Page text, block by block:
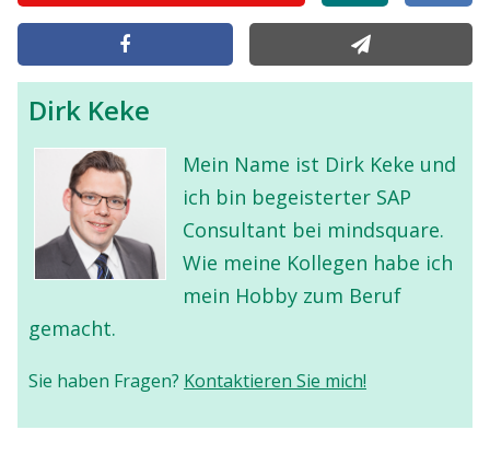
Dirk Keke
Mein Name ist Dirk Keke und
ich bin begeisterter SAP
Consultant bei mindsquare.
Wie meine Kollegen habe ich
mein Hobby zum Beruf
gemacht.
Sie haben Fragen? Kontaktieren Sie mich!